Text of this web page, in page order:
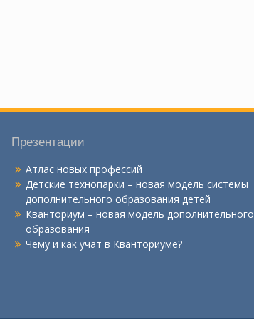
Презентации
Атлас новых профессий
Детские технопарки – новая модель системы
дополнительного образования детей
Кванториум – новая модель дополнительного
образования
Чему и как учат в Кванториуме?